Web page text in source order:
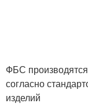
ФБС
согласно
изделий